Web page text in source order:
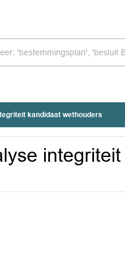
kandidaat wethouders
integriteit